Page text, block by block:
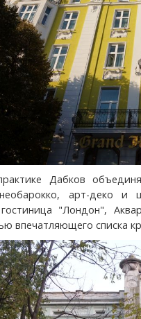
Дабков
арт-деко и
"Лондон",
впечатляющего списка